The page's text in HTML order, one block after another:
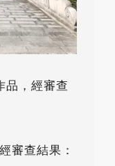
品，經審查
審查結果：